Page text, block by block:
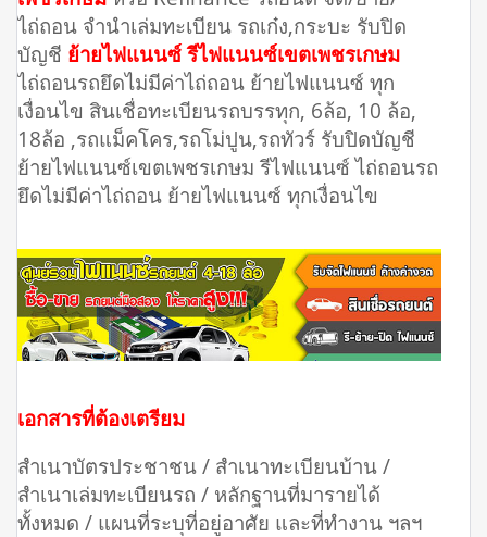
ไถ่ถอน จำนำเล่มทะเบียน รถเก๋ง,กระบะ รับปิด
บัญชี ย้ายไฟแนนซ์ รีไฟแนนซ์เขตเพชรเกษม
ไถ่ถอนรถยึดไม่มีค่าไถ่ถอน ย้ายไฟแนนซ์ ทุก
เงื่อนไข สินเชื่อทะเบียนรถบรรทุก, 6ล้อ, 10 ล้อ,
18ล้อ ,รถแม็คโคร,รถโม่ปูน,รถทัวร์ รับปิดบัญชี
ย้ายไฟแนนซ์เขตเพชรเกษม รีไฟแนนซ์ ไถ่ถอนรถ
ยึดไม่มีค่าไถ่ถอน ย้ายไฟแนนซ์ ทุกเงื่อนไข
เอกสารที่ต้องเตรียม
สำเนาบัตรประชาชน / สำเนาทะเบียนบ้าน /
สำเนาเล่มทะเบียนรถ / หลักฐานที่มารายได้
ทั้งหมด / แผนที่ระบุที่อยู่อาศัย และที่ทำงาน ฯลฯ